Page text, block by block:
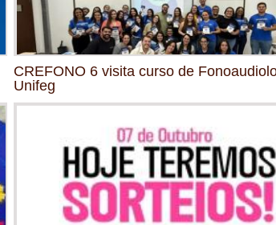
CREFONO 6 visita curso de
Unifeg